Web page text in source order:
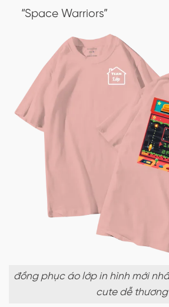
“Space Warriors”
đồng phục áo lớp in hình mới
cute dễ thương